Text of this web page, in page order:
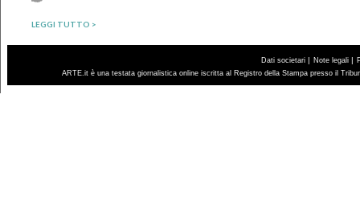
LEGGI TUTTO >
Dati societari | Note legali |
ARTE.it è una testata giornalistica online iscritta al Registro della Stampa presso il